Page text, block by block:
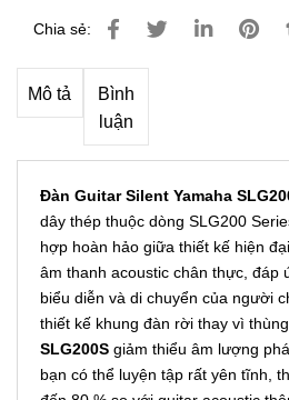
Chia sẻ:
Mô tả
Bình
luận
Đàn Guitar Silent Yamaha
dây thép thuộc dòng SLG200
hợp hoàn hảo giữa thiết kế hiện
âm thanh acoustic chân thực, đáp
biểu diễn và di chuyển của người
thiết kế khung đàn rời thay vì
SLG200S giảm thiểu âm lượng
bạn có thể luyện tập rất yên tĩnh,